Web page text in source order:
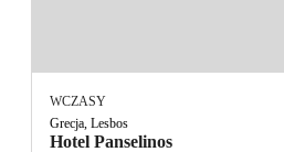
WCZASY
Grecja, Lesbos
Hotel Panselinos